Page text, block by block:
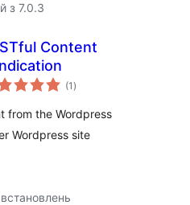
з 7.0.3
Content
(1 загальний
рейтинг
)
from the Wordpress
Wordpress site